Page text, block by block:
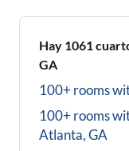
Hay 1061
GA
100+ rooms
100+ rooms
Atlanta, GA